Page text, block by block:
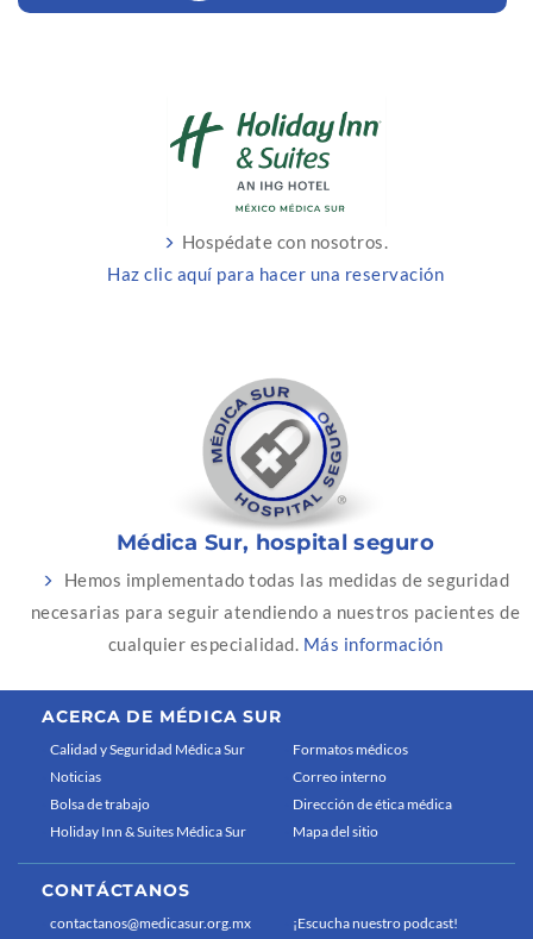
Hospédate con nosotros.
Haz clic aquí para hacer una reservación
Médica Sur, hospital seguro
Hemos implementado todas las medidas de seguridad
necesarias para seguir atendiendo a nuestros pacientes de
cualquier especialidad. Más información
ACERCA DE MÉDICA SUR
Calidad y Seguridad Médica Sur
Noticias
Bolsa de trabajo
Holiday Inn & Suites Médica Sur
Formatos médicos
Correo interno
Dirección de ética médica
Mapa del sitio
CONTÁCTANOS
contactanos@medicasur.org.mx
¡Escucha nuestro podcast!